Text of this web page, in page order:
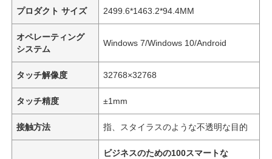
プロダクト サイズ 2499.6*1463.2*94.4MM
オペレーティング
システム
Windows 7/Windows 10/Android
タッチ解像度 32768×32768
タッチ精度 ±1mm
接触方法 指、スタイラスのような不透明な目的
ビジネスのための100スマートな